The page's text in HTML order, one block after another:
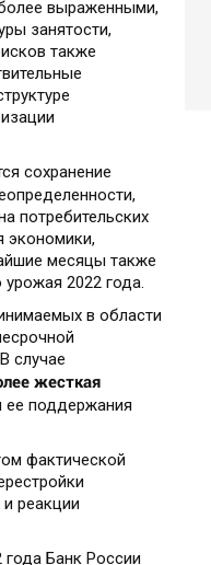
выраженными,
занятости,
также
сохранение
потребительских
экономики,
месяцы также
2022 года.
в области
случае
жесткая
ее поддержания
фактической
реакции
Банк России